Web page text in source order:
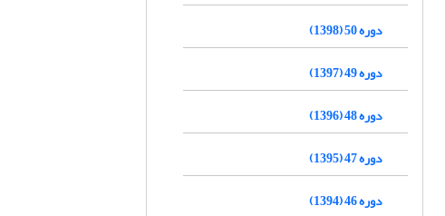
دوره 50 (1398)
دوره 49 (1397)
دوره 48 (1396)
دوره 47 (1395)
دوره 46 (1394)